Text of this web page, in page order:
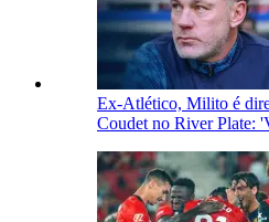
Ex-Atlético, Milito é
Coudet no River Plate: